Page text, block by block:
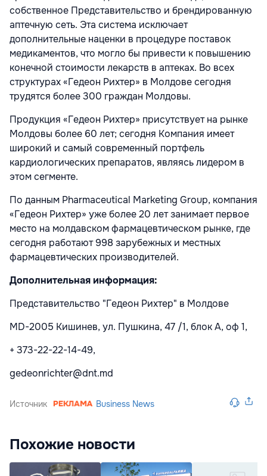
собственное Представительство и брендированную
аптечную сеть. Эта система исключает
дополнительные наценки в процедуре поставок
медикаментов, что могло бы привести к повышению
конечной стоимости лекарств в аптеках. Во всех
структурах «Гедеон Рихтер» в Молдове сегодня
трудятся более 300 граждан Молдовы.
Продукция «Гедеон Рихтер» присутствует на рынке
Молдовы более 60 лет; сегодня Компания имеет
широкий и самый современный портфель
кардиологических препаратов, являясь лидером в
этом сегменте.
По данным Pharmaceutical Marketing Group, компания
«Гедеон Рихтер» уже более 20 лет занимает первое
место на молдавском фармацевтическом рынке, где
сегодня работают 998 зарубежных и местных
фармацевтических производителей.
Дополнительная информация:
Представительство "Гедеон Рихтер" в Молдове
MD-2005 Кишинев, ул. Пушкина, 47 /1, блок А, оф 1,
+ 373-22-22-14-49,
gedeonrichter@dnt.md
Источник Business News
Похожие новости